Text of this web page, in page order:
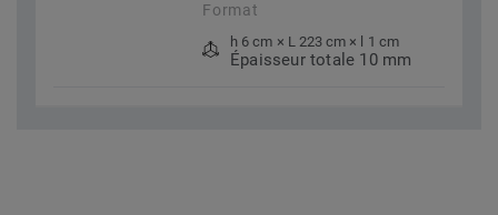
Format
h 6 cm × L 223 cm × l 1 cm
Épaisseur totale 10 mm